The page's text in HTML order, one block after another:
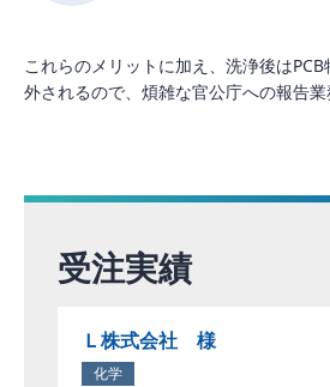
これらのメリットに加え、洗浄後は
外されるので、煩雑な官公庁への報告業
受注実績
Ｌ株式会社 様
化学